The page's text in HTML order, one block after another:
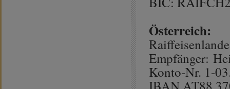
Österreich:
Empfänger:
Konto-Nr. 1-
IBAN AT88